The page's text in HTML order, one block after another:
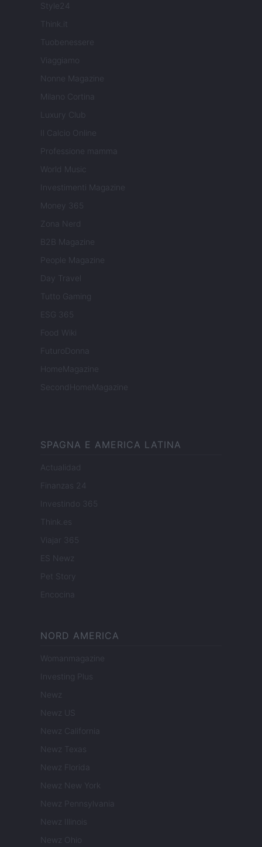
Style24
Think.it
Tuobenessere
Viaggiamo
Nonne Magazine
Milano Cortina
Luxury Club
Il Calcio Online
Professione mamma
World Music
Investimenti Magazine
Money 365
Zona Nerd
B2B Magazine
People Magazine
Day Travel
Tutto Gaming
ESG 365
Food Wiki
FuturoDonna
HomeMagazine
SecondHomeMagazine
SPAGNA E AMERICA LATINA
Actualidad
Finanzas 24
Investindo 365
Think.es
Viajar 365
ES Newz
Pet Story
Encocina
NORD AMERICA
Womanmagazine
Investing Plus
Newz
Newz US
Newz California
Newz Texas
Newz Florida
Newz New York
Newz Pennsylvania
Newz Illinois
Newz Ohio